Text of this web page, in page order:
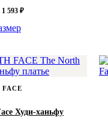
1 593 ₽
FACE
Худи-ханьфу